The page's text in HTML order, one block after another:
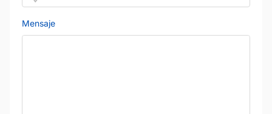
Mensaje